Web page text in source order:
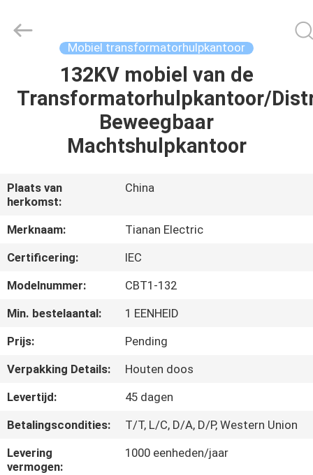
PRODUCTEN
SHOW
ONGEVEER
ONS
KWALITEITSCONTROLE
CONTACTEER
NIEUWS
Co.,Ltd..
Mobiel transformatorhulpkantoor
132KV mobiel van de
Transformatorhulpkantoor/
Beweegbaar
Machtshulpkantoor
Plaats van
herkomst:
China
Merknaam:
Tianan Electric
Certificering:
IEC
Modelnummer:
CBT1-132
Min. bestelaantal:
1 EENHEID
Prijs:
Pending
Verpakking Details:
Houten doos
Levertijd:
45 dagen
Betalingscondities:
T/T, L/C, D/A, D/P, Western Union
Levering
vermogen:
1000 eenheden/jaar